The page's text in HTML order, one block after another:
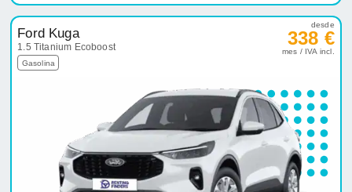
Ford Kuga
1.5 Titanium Ecoboost
Gasolina
desde
338 €
mes / IVA incl.